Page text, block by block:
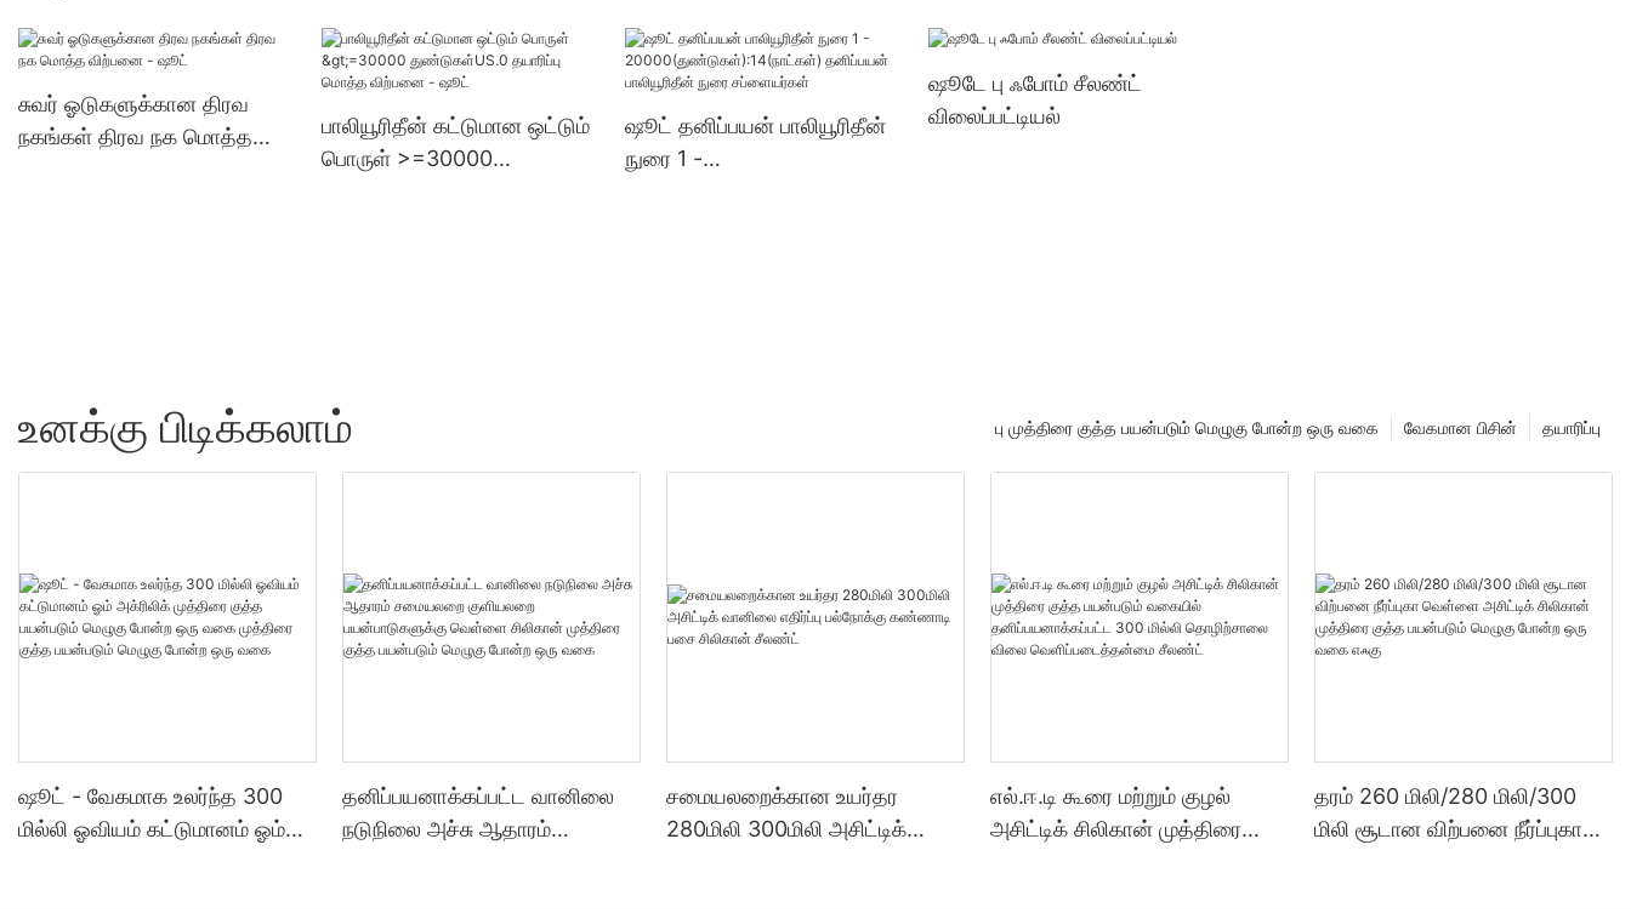
இரண்டு கூறு எபோக்சி ஒட்டும்
ஷூட்
>=30000 துண்டுகள்US.7
சப்ளையர்கள்
சுவர் ஓடுகளுக்கான திரவ
நகங்கள் திரவ நக மொத்த
பாலியூரிதீன் கட்டுமான ஒட்டும்
பொருள் >=30000
ஷூட் தனிப்பயன் பாலியூரிதீன்
நுரை 1 -
ஷூடே பு ஃபோம் சீலண்ட்
விலைப்பட்டியல்
உனக்கு பிடிக்கலாம் தயாரிப்பு
வேகமான பிசின்
பு முத்திரை குத்த பயன்படும் மெழுகு போன்ற ஒரு வகை
ஷூட் - வேகமாக உலர்ந்த 300
மில்லி ஓவியம் கட்டுமானம் ஓம்
தனிப்பயனாக்கப்பட்ட வானிலை
நடுநிலை அச்சு ஆதாரம்
சமையலறைக்கான உயர்தர
280மிலி 300மிலி அசிட்டிக்
எல்.ஈ.டி கூரை மற்றும் குழல்
அசிட்டிக் சிலிகான் முத்திரை
தரம் 260 மிலி/280 மிலி/300
மிலி சூடான விற்பனை நீர்ப்புகா